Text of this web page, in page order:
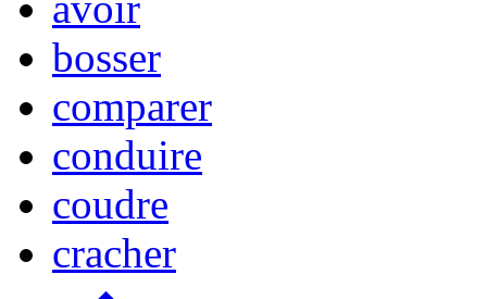
bosser
comparer
conduire
coudre
cracher